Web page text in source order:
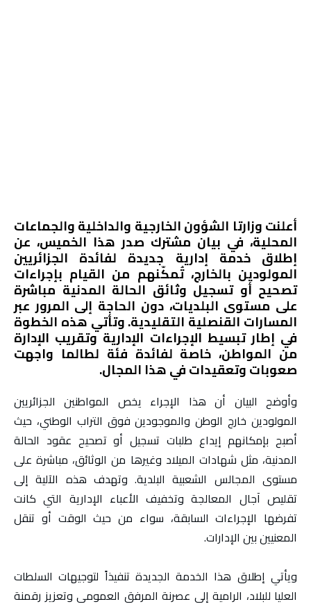
أعلنت وزارتا الشؤون الخارجية والداخلية والجماعات
المحلية، في بيان مشترك صدر هذا الخميس، عن
إطلاق خدمة إدارية جديدة لفائدة الجزائريين
المولودين بالخارج، تُمكّنهم من القيام بإجراءات
تصحيح أو تسجيل وثائق الحالة المدنية مباشرة
على مستوى البلديات، دون الحاجة إلى المرور عبر
المسارات القنصلية التقليدية. وتأتي هذه الخطوة
في إطار تبسيط الإجراءات الإدارية وتقريب الإدارة
من المواطن، خاصة لفائدة فئة لطالما واجهت
صعوبات وتعقيدات في هذا المجال.
وأوضح البيان أن هذا الإجراء يخص المواطنين الجزائريين
المولودين خارج الوطن والموجودين فوق التراب الوطني، حيث
أصبح بإمكانهم إيداع طلبات تسجيل أو تصحيح عقود الحالة
المدنية، مثل شهادات الميلاد وغيرها من الوثائق، مباشرة على
مستوى المجالس الشعبية البلدية. وتهدف هذه الآلية إلى
تقليص آجال المعالجة وتخفيف الأعباء الإدارية التي كانت
تفرضها الإجراءات السابقة، سواء من حيث الوقت أو تنقل
المعنيين بين الإدارات.
ويأتي إطلاق هذا الخدمة الجديدة تنفيذاً لتوجيهات السلطات
العليا للبلاد، الرامية إلى عصرنة المرفق العمومي وتعزيز رقمنة